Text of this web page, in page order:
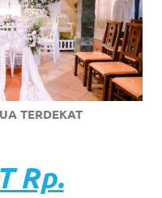
TERDEKAT
Rp.